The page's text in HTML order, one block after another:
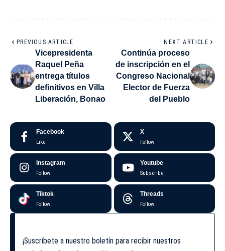
PREVIOUS ARTICLE
Vicepresidenta
Raquel Peña
entrega títulos
definitivos en Villa
Liberación, Bonao
NEXT ARTICLE
Continúa proceso
de inscripción en el
Congreso Nacional
Elector de Fuerza
del Pueblo
Facebook
Like
X
Follow
Instagram
Follow
Youtube
Subscribe
Tiktok
Follow
Threads
Follow
¡Suscríbete a nuestro boletín para recibir nuestros